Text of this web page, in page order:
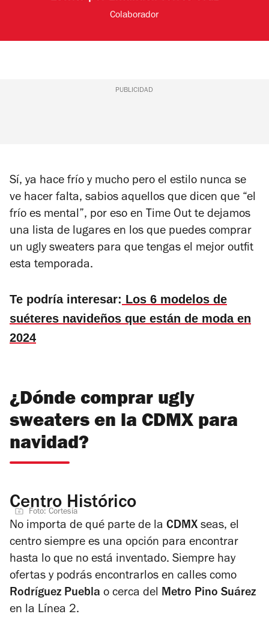
Colaborador
PUBLICIDAD
Sí, ya hace frío y mucho pero el estilo nunca se
ve hacer falta, sabios aquellos que dicen que “el
frío es mental”, por eso en Time Out te dejamos
una lista de lugares en los que puedes comprar
un ugly sweaters para que tengas el mejor outfit
esta temporada.
Te podría interesar: Los 6 modelos de
suéteres navideños que están de moda en
2024
¿Dónde comprar ugly
sweaters en la CDMX para
navidad?
Centro Histórico
Foto: Cortesía
No importa de qué parte de la CDMX seas, el
centro siempre es una opción para encontrar
hasta lo que no está inventado. Siempre hay
ofertas y podrás encontrarlos en calles como
Rodríguez Puebla o cerca del Metro Pino Suárez
en la Línea 2.